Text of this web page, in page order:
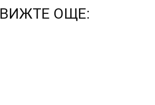
ВИЖТЕ ОЩЕ: